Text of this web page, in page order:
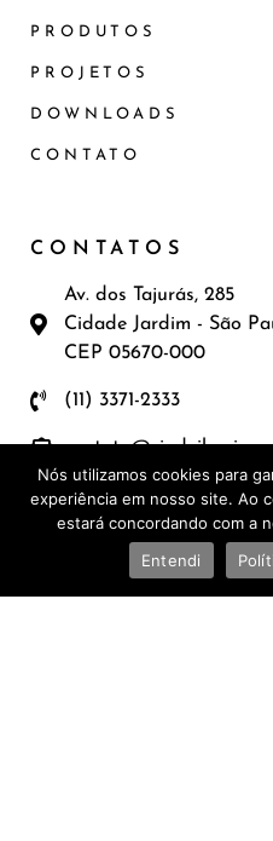
PRODUTOS
PROJETOS
DOWNLOADS
CONTATO
CONTATOS
Av. dos Tajurás, 285
Cidade Jardim - São
CEP 05670-000
(11) 3371-2333
Nós utilizamos cookies para
experiência em nosso site. Ao
estará concordando com a
Entendi